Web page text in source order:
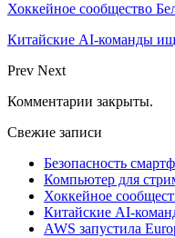
Хоккейное сообщество
Китайские AI-команды
Prev Next
Комментарии закрыты.
Свежие записи
Безопасность
Компьютер для
Хоккейное
Китайские AI-
AWS запустила